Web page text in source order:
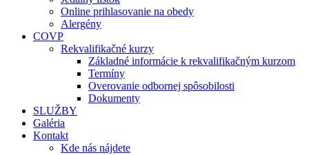
Online prihlasovanie na obedy
Alergény
COVP
Rekvalifikačné kurzy
Základné informácie k rekvalifikačným kurzom
Termíny
Overovanie odbornej spôsobilosti
Dokumenty
SLUŽBY
Galéria
Kontakt
Kde nás nájdete